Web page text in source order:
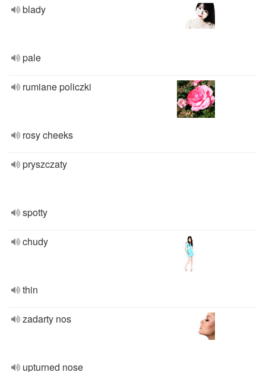
blady
pale
rumiane policzki
rosy cheeks
pryszczaty
spotty
chudy
thin
zadarty nos
upturned nose